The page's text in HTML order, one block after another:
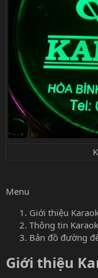
Menu
Giới thiệu
Thông tin
Bản đồ đường
Giới thiệu